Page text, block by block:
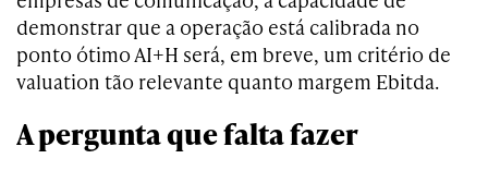
demonstrar que a operação está calibrada no
ponto ótimo AI+H será, em breve, um critério de
valuation tão relevante quanto margem Ebitda.
A pergunta que falta fazer